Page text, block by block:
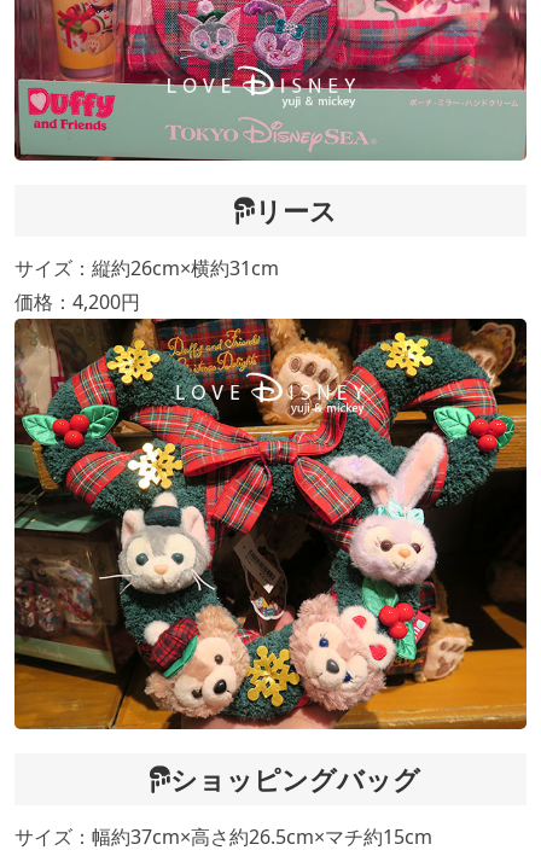
リース
サイズ：縦約26cm×横約31cm
価格：4,200円
ショッピングバッグ
サイズ：幅約37cm×高さ約26.5cm×マチ約15cm